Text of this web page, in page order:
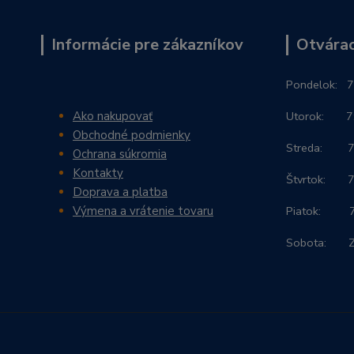
Informácie pre zákazníkov
Ako nakupovať
Obchodné podmienky
Ochrana súkromia
Kontakty
Doprava a platba
Výmena a vrátenie tovaru
Pondelok:
Utorok:
Streda:
Štvrtok:
Piatok:
Sobota: